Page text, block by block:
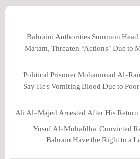
Bahraini Authorities Summon Head
Ma'tam, Threaten "Actions" Due to
Political Prisoner Mohammad Al-
Say He's Vomiting Blood Due to
Ali Al-Majed Arrested After His Return
Yusuf Al-Muhafdha: Convicted
Bahrain Have the Right to a